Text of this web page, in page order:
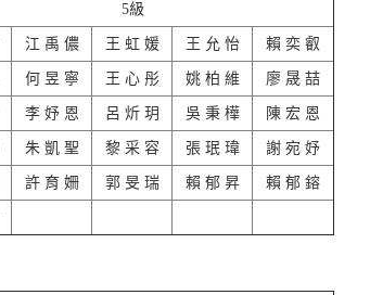
5級
江 禹 儂 王 虹 媛 王 允 怡 賴 奕 叡
何 昱 寧 王 心 彤 姚 柏 維 廖 晟 喆
李 妤 恩 呂 炘 玥 吳 秉 樺 陳 宏 恩
朱 凱 聖 黎 采 容 張 珉 瑋 謝 宛 妤
許 育 姍 郭 旻 瑞 賴 郁 昇 賴 郁 鎔